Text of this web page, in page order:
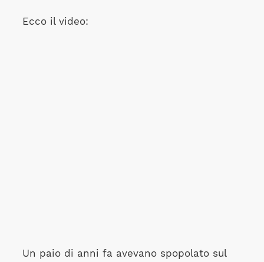
Ecco il video:
Un paio di anni fa avevano spopolato sul